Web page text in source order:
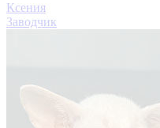
Ксения
Заводчик